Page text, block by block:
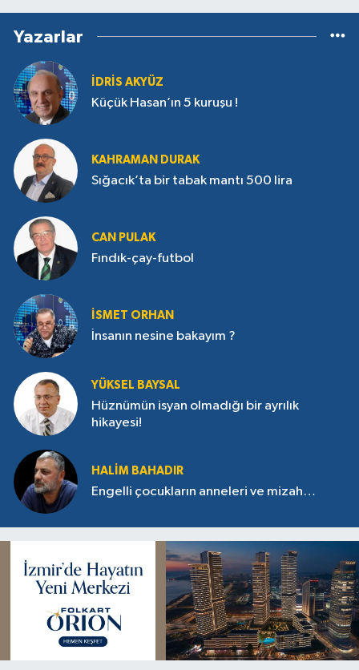
Yazarlar
İDRIS AKYÜZ
Küçük Hasan’ın 5 kuruşu !
KAHRAMAN DURAK
Sığacık’ta bir tabak mantı 500 lira
CAN PULAK
Fındık-çay-futbol
İSMET ORHAN
İnsanın nesine bakayım ?
YÜKSEL BAYSAL
Hüznümün isyan olmadığı bir ayrılık
hikayesi!
HALIM BAHADIR
Engelli çocukların anneleri ve mizah…